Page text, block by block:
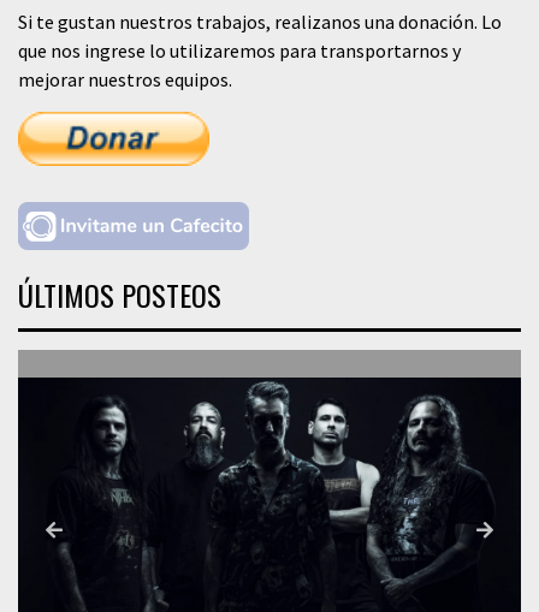
Si te gustan nuestros trabajos, realizanos una donación. Lo
que nos ingrese lo utilizaremos para transportarnos y
mejorar nuestros equipos.
ÚLTIMOS POSTEOS